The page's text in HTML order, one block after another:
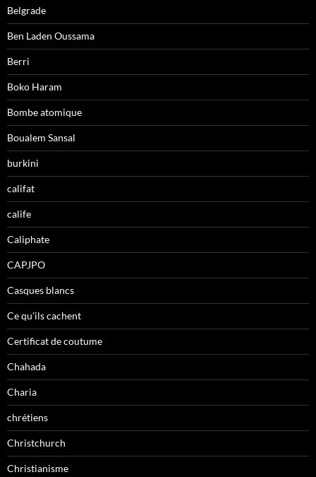
Belgrade
Ben Laden Oussama
Berri
Boko Haram
Bombe atomique
Boualem Sansal
burkini
califat
calife
Caliphate
CAPJPO
Casques blancs
Ce qu'ils cachent
Certificat de coutume
Chahada
Charia
chrétiens
Christchurch
Christianisme